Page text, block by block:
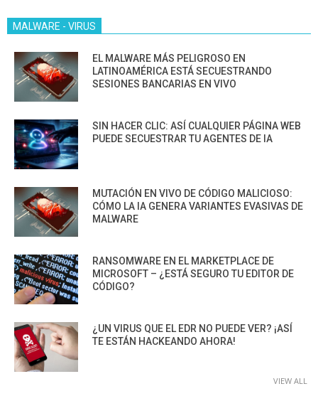
MALWARE - VIRUS
EL MALWARE MÁS PELIGROSO EN
LATINOAMÉRICA ESTÁ SECUESTRANDO
SESIONES BANCARIAS EN VIVO
SIN HACER CLIC: ASÍ CUALQUIER PÁGINA WEB
PUEDE SECUESTRAR TU AGENTES DE IA
MUTACIÓN EN VIVO DE CÓDIGO MALICIOSO:
CÓMO LA IA GENERA VARIANTES EVASIVAS DE
MALWARE
RANSOMWARE EN EL MARKETPLACE DE
MICROSOFT – ¿ESTÁ SEGURO TU EDITOR DE
CÓDIGO?
¿UN VIRUS QUE EL EDR NO PUEDE VER? ¡ASÍ
TE ESTÁN HACKEANDO AHORA!
VIEW ALL